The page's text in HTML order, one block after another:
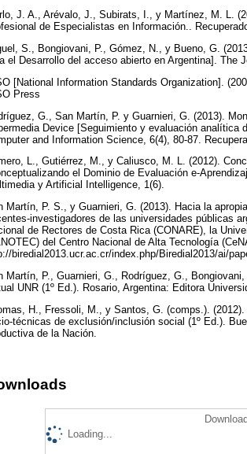
J. A., Arévalo, J., Subirats, I., y Martínez, M. L.
de Especialistas en Información..
S., Bongiovani, P., Gómez, N., y Bueno, G.
el Desarrollo del acceso abierto en Argentina]. The
[National Information Standards Organization].
Press
G., San Martín, P. y Guarnieri, G. (2013).
Device [Seguimiento y evaluación analítica
and Information Science, 6(4), 80-87.
L., Gutiérrez, M., y Caliusco, M. L. (2012).
el Dominio de Evaluación e-
y Artificial Intelligence, 1(6).
Martín, P. S., y Guarnieri, G. (2013). Hacia la
investigadores de las universidades públicas
de Rectores de Costa Rica (CONARE), la
del Centro Nacional de Alta Tecnología
biredial2013.ucr.ac.cr/index.php/Biredial2013/ai/
Martín, P., Guarnieri, G., Rodríguez, G.,
UNR (1º Ed.). Rosario, Argentina: Editora
H., Fressoli, M., y Santos, G. (comps.).
técnicas de exclusión/inclusión social (1º Ed.).
de la Nación.
Loading...